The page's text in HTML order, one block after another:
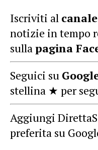
Iscriviti al
notizie in tempo
sullapagina
Seguici su
stellina ★ per
Aggiungi
preferita su